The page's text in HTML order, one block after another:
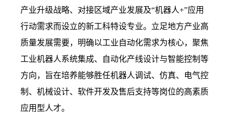
产业升级战略、对接区域产业发展及“机器人+”应用
行动需求而设立的新工科特设专业。立足地方产业高
质量发展需要，明确以工业自动化需求为核心，聚焦
工业机器人系统集成、自动化产线设计与智能控制等
方向，旨在培养能够胜任机器人调试、仿真、电气控
制、机械设计、 软件开发及售后支持等岗位的高素质
应用型人才。